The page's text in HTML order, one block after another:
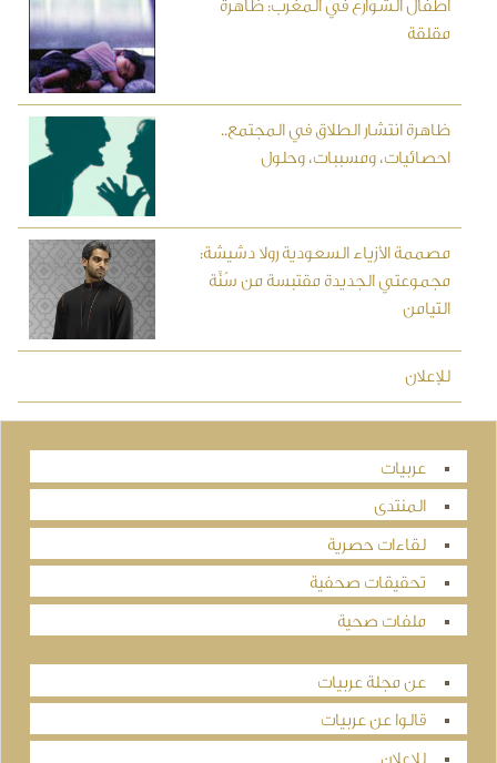
أطفال الشوارع في المغرب: ظاهرة
مقلقة
ظاهرة انتشار الطلاق في المجتمع..
احصائيات، ومسببات، وحلول
مصممة الأزياء السعودية رولا دشيشة:
مجموعتي الجديدة مقتبسة من سُنَّة
التيامن
للإعلان
عربيات
المنتدى
لقاءات حصرية
تحقيقات صحفية
ملفات صحية
عن مجلة عربيات
قالوا عن عربيات
للإعلان